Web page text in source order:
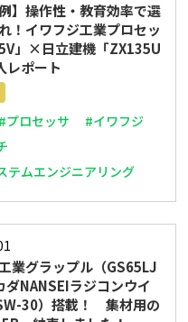
例】操作性・教育効率で選
！イワフジ工業プロセッ
」×日立建機「ZX135U
レポート
#プロセッサ
#イワフジ
テムエンジニアリング
業グラップル（GS65LJ
NANSEIラジコンウイ
30）搭載！ 集材用の